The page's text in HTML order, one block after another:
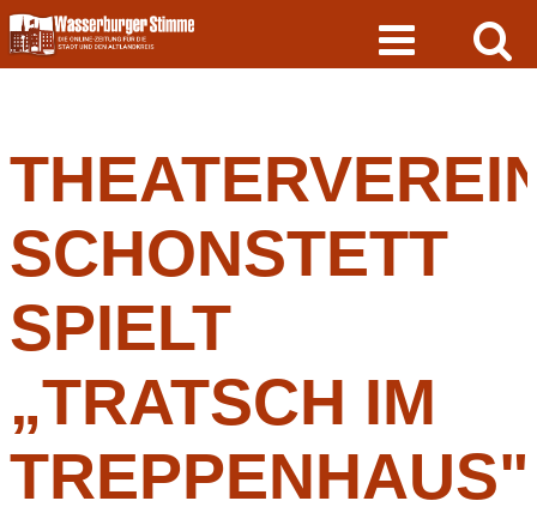
Skip
to
content
SCHONSTETT
SPIELT
„TRATSCH IM
TREPPENHAUS"